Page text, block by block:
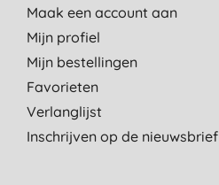
Maak een account aan
Mijn profiel
Mijn bestellingen
Favorieten
Verlanglijst
Inschrijven op de nieuwsbrief